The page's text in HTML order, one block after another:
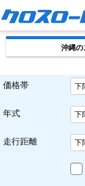
沖縄の
価格帯
年式
走行距離